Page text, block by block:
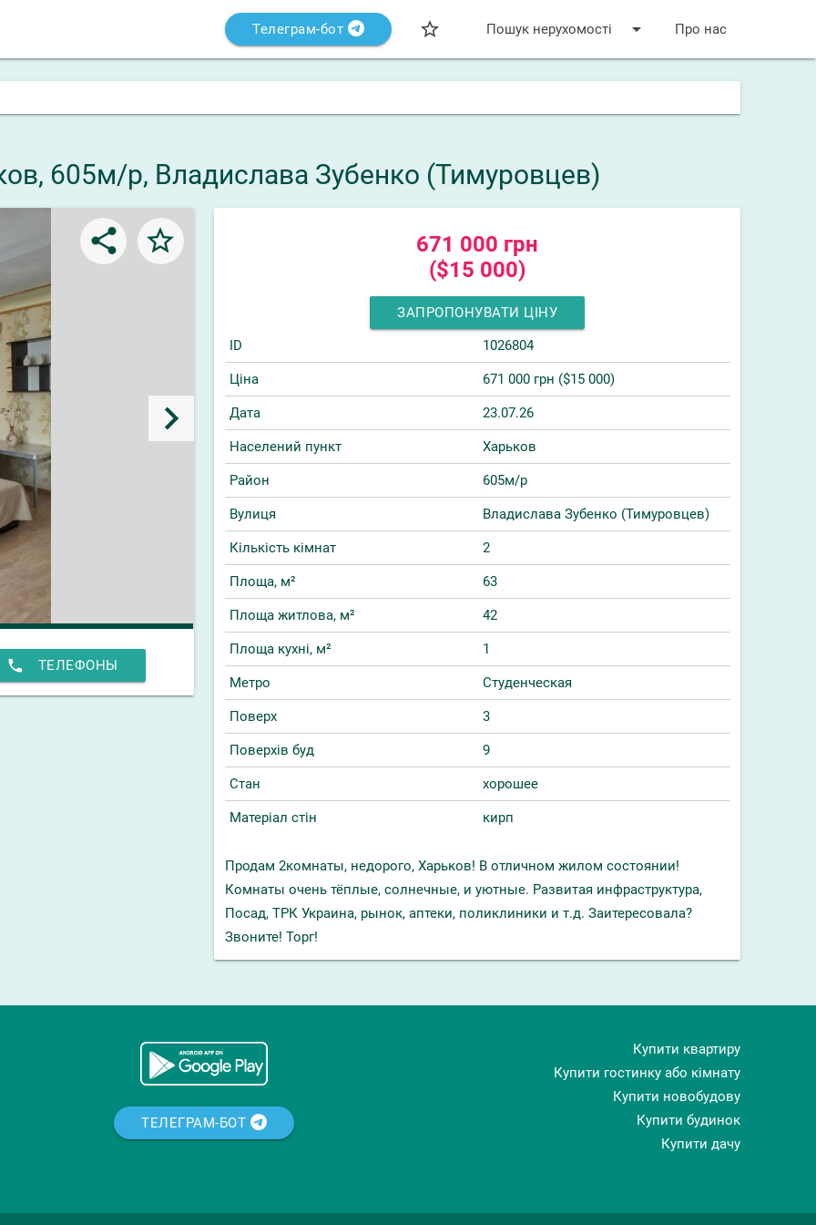
Телеграм-бот star_bordered arrow_drop_down
Пошук нерухомості Про нас
605м/р, Владислава Зубенко (Тимуровцев)
share star_border
keyboard_arrow_right
phone ТЕЛЕФОНЫ
671 000 грн
($15 000)
ЗАПРОПОНУВАТИ ЦІНУ
ID
1026804
Ціна 671 000 грн ($15 000)
Дата 23.07.26
Населений пункт Харьков
Район 605м/р
Вулиця Владислава Зубенко (Тимуровцев)
Кількість кімнат 2
Площа, м² 63
Площа житлова, м² 42
Площа кухні, м² 1
Метро Студенческая
Поверх 3
Поверхів буд 9
Стан хорошее
Матеріал стін кирп
Продам 2комнаты, недорого, Харьков! В отличном жилом состоянии!
Комнаты очень тёплые, солнечные, и уютные. Развитая инфраструктура,
Посад, ТРК Украина, рынок, аптеки, поликлиники и т.д. Заитересовала?
Звоните! Торг!
ТЕЛЕГРАМ-БОТ
Купити квартиру
Купити гостинку або кімнату
Купити новобудову
Купити будинок
Купити дачу